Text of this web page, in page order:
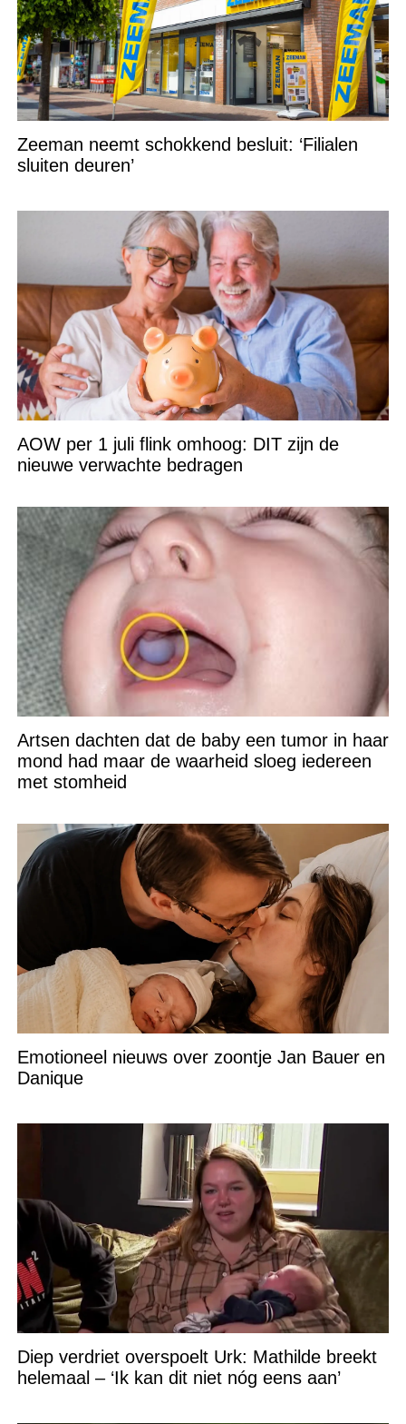
Zeeman neemt schokkend besluit: ‘Filialen
sluiten deuren’
AOW per 1 juli flink omhoog: DIT zijn de
nieuwe verwachte bedragen
Artsen dachten dat de baby een tumor in haar
mond had maar de waarheid sloeg iedereen
met stomheid
Emotioneel nieuws over zoontje Jan Bauer en
Danique
Diep verdriet overspoelt Urk: Mathilde breekt
helemaal – ‘Ik kan dit niet nóg eens aan’